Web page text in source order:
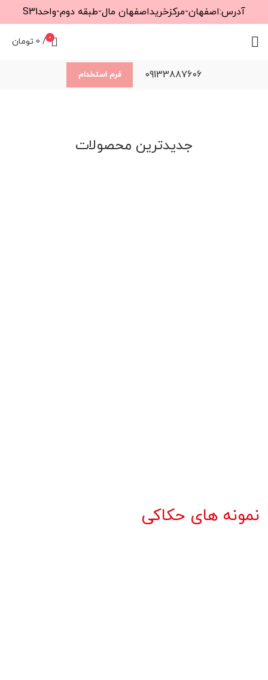
آدرس:اصفهان-مرکزخریداصفهان مال-طبقه دوم-واحدS31
0
/
0 تومان
09133887606 فرم استخدام
جدیدترین محصولات
نمونه های حکاکی